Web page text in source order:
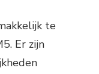
te
Er zijn